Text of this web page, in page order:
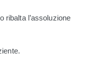
ribalta l’assoluzione